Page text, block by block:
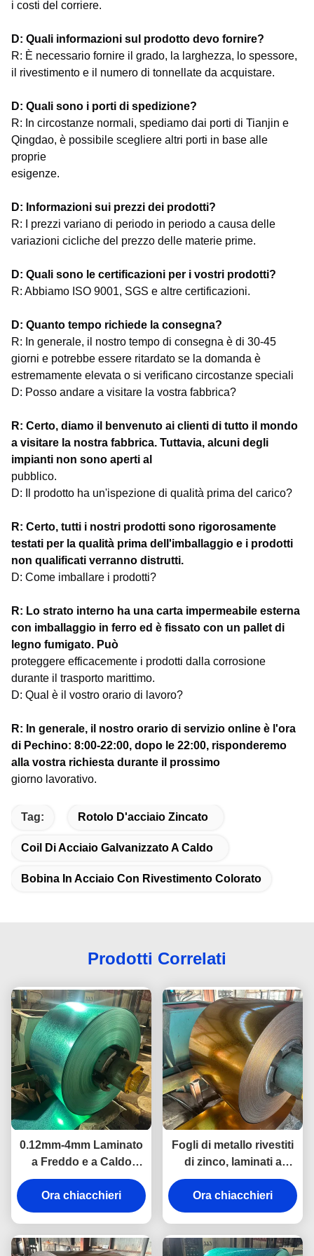
i costi del corriere.
D: Quali informazioni sul prodotto devo fornire?
R: È necessario fornire il grado, la larghezza, lo spessore,
il rivestimento e il numero di tonnellate da acquistare.
D: Quali sono i porti di spedizione?
R: In circostanze normali, spediamo dai porti di Tianjin e
Qingdao, è possibile scegliere altri porti in base alle
proprie
esigenze.
D: Informazioni sui prezzi dei prodotti?
R: I prezzi variano di periodo in periodo a causa delle
variazioni cicliche del prezzo delle materie prime.
D: Quali sono le certificazioni per i vostri prodotti?
R: Abbiamo ISO 9001, SGS e altre certificazioni.
D: Quanto tempo richiede la consegna?
R: In generale, il nostro tempo di consegna è di 30-45
giorni e potrebbe essere ritardato se la domanda è
estremamente elevata o si verificano circostanze speciali
D: Posso andare a visitare la vostra fabbrica?
R: Certo, diamo il benvenuto ai clienti di tutto il mondo
a visitare la nostra fabbrica. Tuttavia, alcuni degli
impianti non sono aperti al
pubblico.
D: Il prodotto ha un'ispezione di qualità prima del carico?
R: Certo, tutti i nostri prodotti sono rigorosamente
testati per la qualità prima dell'imballaggio e i prodotti
non qualificati verranno distrutti.
D: Come imballare i prodotti?
R: Lo strato interno ha una carta impermeabile esterna
con imballaggio in ferro ed è fissato con un pallet di
legno fumigato. Può
proteggere efficacemente i prodotti dalla corrosione
durante il trasporto marittimo.
D: Qual è il vostro orario di lavoro?
R: In generale, il nostro orario di servizio online è l'ora
di Pechino: 8:00-22:00, dopo le 22:00, risponderemo
alla vostra richiesta durante il prossimo
giorno lavorativo.
Tag: Rotolo D'acciaio Zincato
Coil Di Acciaio Galvanizzato A Caldo
Bobina In Acciaio Con Rivestimento Colorato
Prodotti Correlati
0.12mm-4mm Laminato
a Freddo e a Caldo
Preverniciato in Acciaio
Galvalume per Edilizia
Ora chiacchieri
Fogli di metallo rivestiti
di zinco, laminati a
freddo, verniciati,
bobine di metallo,
costruzione di pareti,
Ora chiacchieri